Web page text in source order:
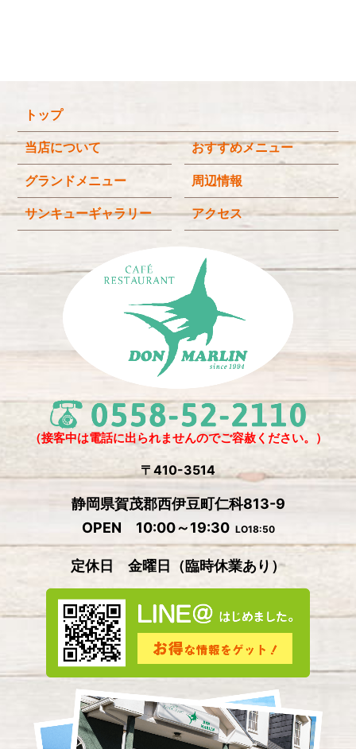
2025年9月(3)
2025年8月(4)
(4)
2025年6月(3)
2025年4月
(2)
2025年3月
(2)
2025年2月
(6)
2024年12月 (1)
2024年11月
2024年10月(1)
2024年9月(5)
2024年8月 (1)
2024年6月(4)
2024年5月(4)
2024年4月 (2)
2024年3月(5)
2024年2月(3)
2024年1月(3)
2023年12月
2023年11月(2)
トップ
当店について おすすめメニュー
グランドメニュー 周辺情報
サンキューギャラリー アクセス
（接客中は電話に出られませんのでご容赦ください。）
〒410-3514
静岡県賀茂郡西伊豆町仁科813-9
OPEN 10:00～19:30 LO18:50
定休日 金曜日 （臨時休業あり）